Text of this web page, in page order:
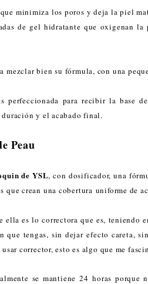
minimiza los poros y deja la piel
de gel hidratante que oxigenan
mezclar bien su fórmula, con una
perfeccionada para recibir la base
y el acabado final.
Peau
de YSL, con dosificador, una
crean una cobertura uniforme de
ella es lo correctora que es, teniendo
tengas, sin dejar efecto careta,
corrector, esto es algo que me
se mantiene 24 horas porque